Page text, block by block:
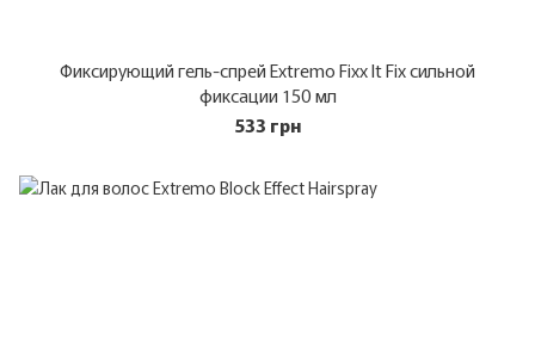
Фиксирующий гель-спрей Extremo Fixx It Fix сильной
фиксации 150 мл
533 грн